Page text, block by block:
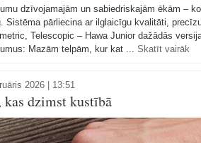
dzīvojamajām un sabiedriskajām ēkām –
Sistēma pārliecina ar ilglaicīgu kvalitāti,
Telescopic – Hawa Junior dažādās
Mazām telpām, kur kat ... Skatīt vairāk
2026 | 13:51
dzimst kustībā